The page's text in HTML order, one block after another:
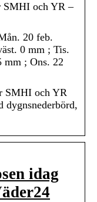
SMHI och YR –
20 feb.
0 mm ; Tis.
mm ; Ons. 22
SMHI och YR
dygnsnederbörd,
idag